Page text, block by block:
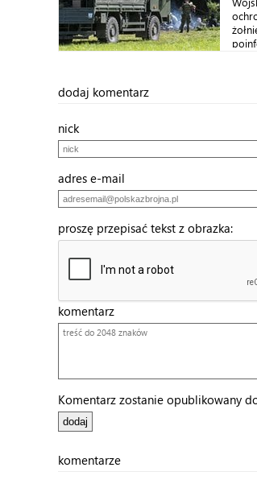
dodaj komentarz
nick
adres e-mail
proszę przepisać tekst z obrazka:
komentarz
Komentarz zostanie opublikowany
komentarze